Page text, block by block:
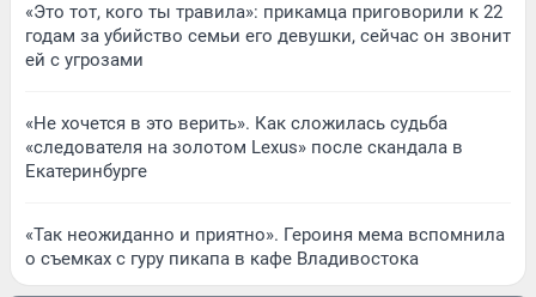
«Это тот, кого ты травила»: прикамца приговорили к 22
годам за убийство семьи его девушки, сейчас он звонит
ей с угрозами
«Не хочется в это верить». Как сложилась судьба
«следователя на золотом Lexus» после скандала в
Екатеринбурге
«Так неожиданно и приятно». Героиня мема вспомнила
о съемках с гуру пикапа в кафе Владивостока